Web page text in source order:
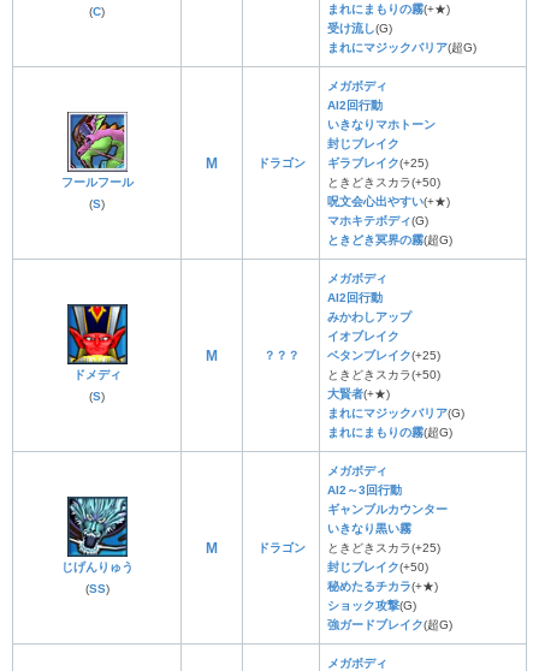
(C)
まれにまもりの霧(+★)
受け流し(G)
まれにマジックバリア(超G)
フールフール
(S)
M ドラゴン
メガボディ
AI2回行動
いきなりマホトーン
封じブレイク
ギラブレイク(+25)
ときどきスカラ(+50)
呪文会心出やすい(+★)
マホキテボディ(G)
ときどき冥界の霧(超G)
ドメディ
(S)
M ？？？
メガボディ
AI2回行動
みかわしアップ
イオブレイク
ベタンブレイク(+25)
ときどきスカラ(+50)
大賢者(+★)
まれにマジックバリア(G)
まれにまもりの霧(超G)
じげんりゅう
(SS)
M ドラゴン
メガボディ
AI2～3回行動
ギャンブルカウンター
いきなり黒い霧
ときどきスカラ(+25)
封じブレイク(+50)
秘めたるチカラ(+★)
ショック攻撃(G)
強ガードブレイク(超G)
メガボディ